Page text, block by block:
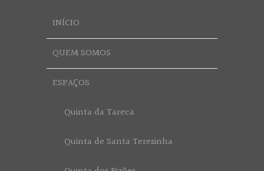
INÍCIO
QUEM SOMOS
ESPAÇOS
Quinta da Tareca
Quinta de Santa Teresinha